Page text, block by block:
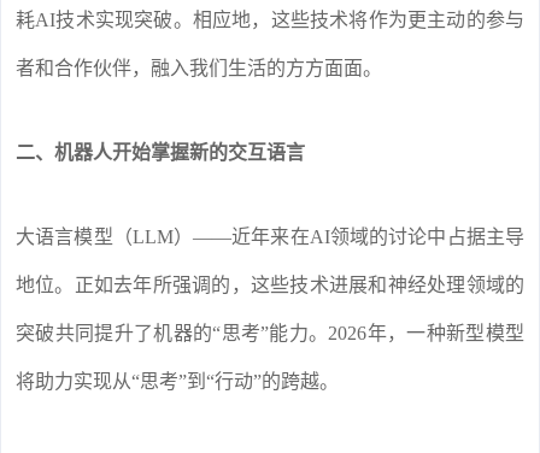
耗AI技术实现突破。相应地，这些技术将作为更主动的参与
者和合作伙伴，融入我们生活的方方面面。
二、机器人开始掌握新的交互语言
大语言模型（LLM）——近年来在AI领域的讨论中占据主导
地位。正如去年所强调的，这些技术进展和神经处理领域的
突破共同提升了机器的“思考”能力。2026年，一种新型模型
将助力实现从“思考”到“行动”的跨越。